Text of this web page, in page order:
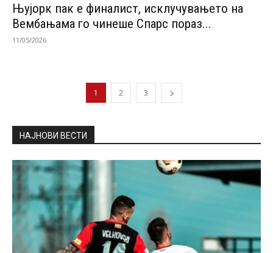
Њујорк пак е финалист, исклучувањето на
Вембањама го чинеше Спарс пораз...
11/05/2026
1 2 3
НАЈНОВИ ВЕСТИ